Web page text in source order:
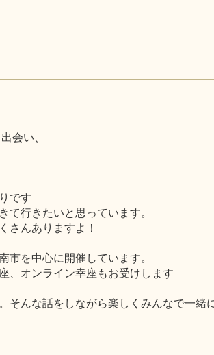
会い、
です
て行きたいと思っています。
さんありますよ！
市を中心に開催しています。
、オンライン幸座もお受けします
そんな話をしながら楽しくみんなで一緒